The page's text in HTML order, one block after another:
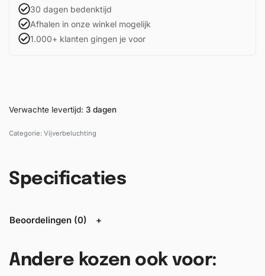
30 dagen bedenktijd
Afhalen in onze winkel mogelijk
1.000+ klanten gingen je voor
Verwachte levertijd: 3 dagen
Categorie: Vijverbeluchting
Specificaties
Beoordelingen (0)
Andere kozen ook voor: